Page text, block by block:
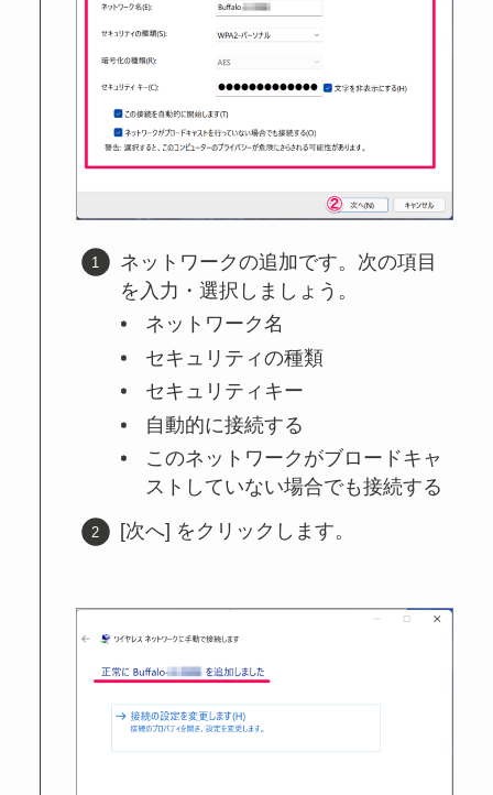
ネットワークの追加です。次の項目
を入力・選択しましょう。
ネットワーク名
セキュリティの種類
セキュリティキー
自動的に接続する
このネットワークがブロードキャ
ストしていない場合でも接続する
[次へ] をクリックします。